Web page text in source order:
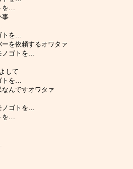
を…
事
トを…
ーを依頼するオワタァ
ノゴトを…
して
トを…
なんですオワタァ
ノゴトを…
を…